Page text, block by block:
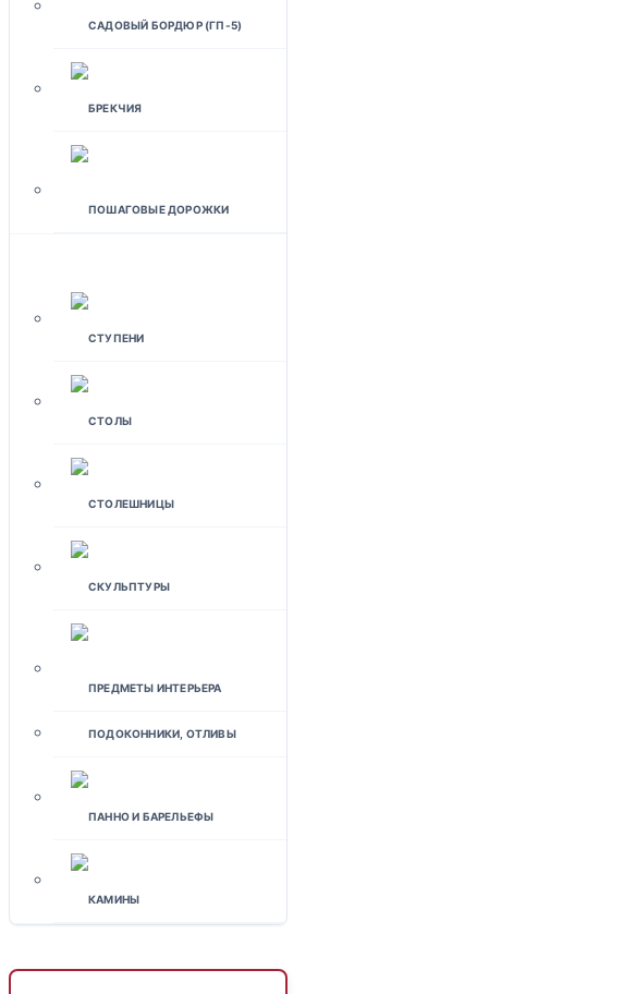
САДОВЫЙ БОРДЮР (ГП-5)
БРЕКЧИЯ
ПОШАГОВЫЕ ДОРОЖКИ
СТУПЕНИ
СТОЛЫ
СТОЛЕШНИЦЫ
СКУЛЬПТУРЫ
ПРЕДМЕТЫ ИНТЕРЬЕРА
ПОДОКОННИКИ, ОТЛИВЫ
ПАННО И БАРЕЛЬЕФЫ
КАМИНЫ